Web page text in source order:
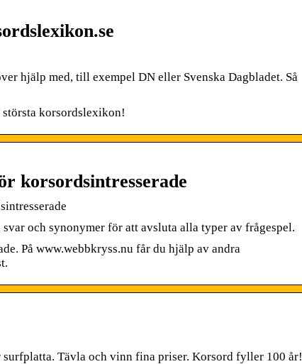
hjälp med, till exempel DN eller Svenska Dagbladet. Så
korsordslexikon!
korsordsintresserade
och synonymer för att avsluta alla typer av frågespel.
På www.webbkryss.nu får du hjälp av andra
Tävla och vinn fina priser. Korsord fyller 100 år!